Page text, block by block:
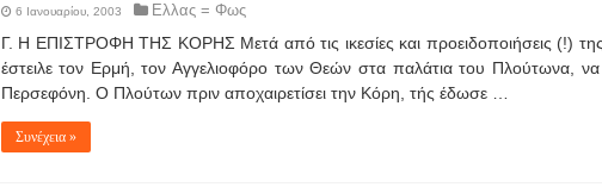
6 Ιανουαρίου, 2003 Ελλας = Φως
Γ. Η ΕΠΙΣΤΡΟΦΗ ΤΗΣ ΚΟΡΗΣ Μετά από τις ικεσίες και προειδοποιήσεις (!)
έστειλε τον Ερμή, τον Αγγελιοφόρο των Θεών στα παλάτια του Πλούτωνα,
Περσεφόνη. Ο Πλούτων πριν αποχαιρετίσει την Κόρη, τής έδωσε …
Συνέχεια »